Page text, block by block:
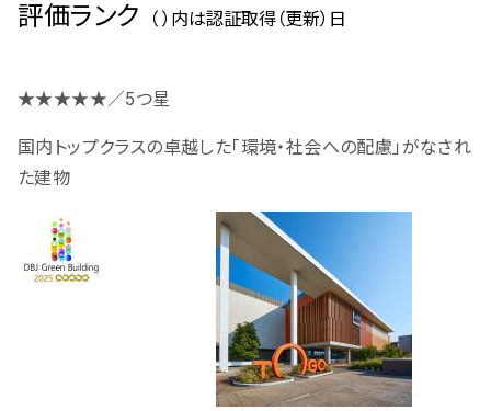
評価ランク （ ）内は認証取得（更新）日
★★★★★／5つ星
国内トップクラスの卓越した「環境・社会への配慮」がなされ
た建物